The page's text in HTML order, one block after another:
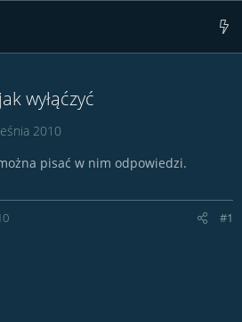
wyłąćzyć
2010
pisać w nim odpowiedzi.
#1